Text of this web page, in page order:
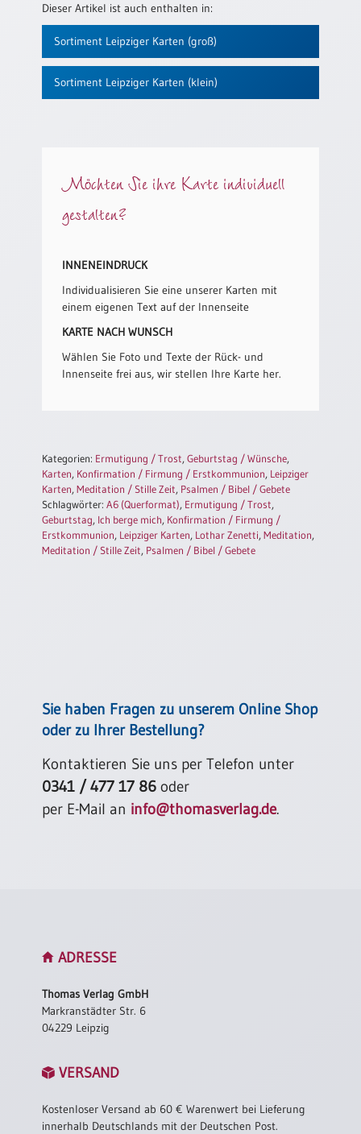
neutrale
Urkunden
Neuerscheinungen
Einzelposter
Einzelposter
Hefte
Jahreslosung
Urkundenscheine
Dieser Artikel ist auch enthalten in:
Sortiment Leipziger Karten (groß)
Sortiment Leipziger Karten (klein)
Möchten Sie ihre Karte individuell
gestalten?
INNENEINDRUCK
Individualisieren Sie eine unserer Karten mit
einem eigenen Text auf der Innenseite
KARTE NACH WUNSCH
Wählen Sie Foto und Texte der Rück- und
Innenseite frei aus, wir stellen Ihre Karte her.
Kategorien: Ermutigung / Trost,Geburtstag / Wünsche,
Karten, Konfirmation / Firmung / Erstkommunion, Leipziger
Karten,Meditation / Stille Zeit, Psalmen / Bibel / Gebete
Schlagwörter:A6 (Querformat), Ermutigung / Trost,
Geburtstag, Ich berge mich, Konfirmation / Firmung /
Erstkommunion, Leipziger Karten, Lothar Zenetti,Meditation,
Meditation / Stille Zeit, Psalmen / Bibel / Gebete
Sie haben Fragen zu unserem Online Shop
oder zu Ihrer Bestellung?
Kontaktieren Sie uns per Telefon unter
0341 / 477 17 86 oder
per E-Mail an info@thomasverlag.de.
ADRESSE
Thomas Verlag GmbH
Markranstädter Str. 6
04229 Leipzig
VERSAND
Kostenloser Versand ab 60 € Warenwert bei Lieferung
innerhalb Deutschlands mit der Deutschen Post.